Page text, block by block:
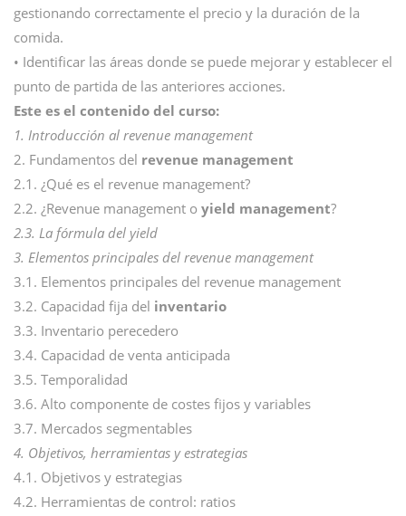
gestionando correctamente el precio y la duración de la
comida.
• Identificar las áreas donde se puede mejorar y establecer el
punto de partida de las anteriores acciones.
Este es el contenido del curso:
1. Introducción al revenue management
2. Fundamentos del revenue management
2.1. ¿Qué es el revenue management?
2.2. ¿Revenue management o yield management?
2.3. La fórmula del yield
3. Elementos principales del revenue management
3.1. Elementos principales del revenue management
3.2. Capacidad fija del inventario
3.3. Inventario perecedero
3.4. Capacidad de venta anticipada
3.5. Temporalidad
3.6. Alto componente de costes fijos y variables
3.7. Mercados segmentables
4. Objetivos, herramientas y estrategias
4.1. Objetivos y estrategias
4.2. Herramientas de control: ratios